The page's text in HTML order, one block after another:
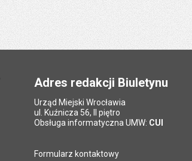
Adres redakcji Biuletynu
Urząd Miejski Wrocławia
ul. Kuźnicza 56, II piętro
Obsługa informatyczna UMW: CUI
Formularz kontaktowy